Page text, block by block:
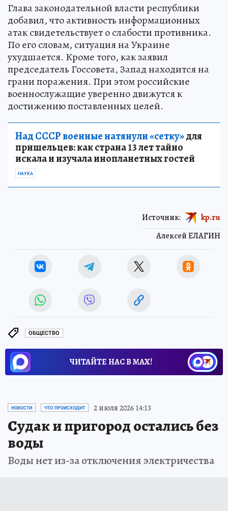
Глава законодательной власти республики
добавил, что активность информационных
атак свидетельствует о слабости противника.
По его словам, ситуация на Украине
ухудшается. Кроме того, как заявил
председатель Госсовета, Запад находится на
грани поражения. При этом российские
военнослужащие уверенно движутся к
достижению поставленных целей.
Над СССР военные натянули «сетку»для
пришельцев: как страна 13 лет тайно
искала и изучала инопланетных гостей
НАУКА
Алексей ЕЛАГИН
Источник: kp.ru
ОБЩЕСТВО
ЧИТАЙТЕ НАС В МАХ!
НОВОСТИ ЧТО ПРОИСХОДИТ 2 июля 2026 14:13
Судак и пригород остались без
воды
Воды нет из-за отключения электричества